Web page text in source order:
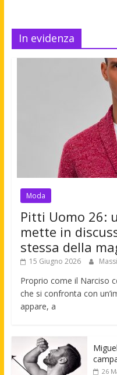
In evidenza
Moda
Pitti Uomo 26:
mette in
stessa della
15 Giugno 2026
Proprio come il Narciso
che si confronta con
appare, a
26